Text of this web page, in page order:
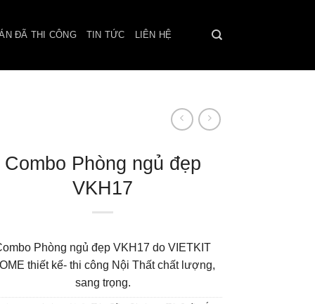
ĐÃ THI CÔNG TIN TỨC LIÊN HỆ
Combo Phòng ngủ đẹp
VKH17
Phòng ngủ đẹp VKH17 do VIETKIT
thiết kế- thi công Nội Thất chất lượng,
sang trọng.